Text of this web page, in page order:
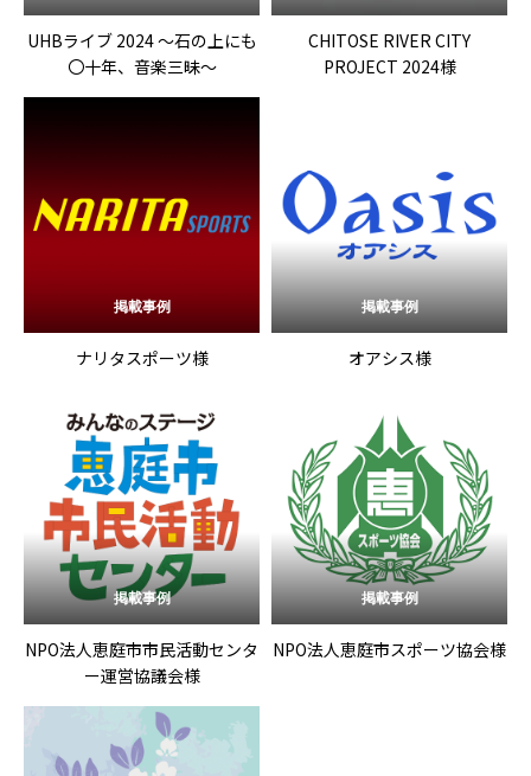
UHBライブ 2024 ～石の上にも
〇十年、音楽三昧～
CHITOSE RIVER CITY
PROJECT 2024様
掲載事例
ナリタスポーツ様
掲載事例
オアシス様
掲載事例
NPO法人恵庭市市民活動センタ
ー運営協議会様
掲載事例
NPO法人恵庭市スポーツ協会様